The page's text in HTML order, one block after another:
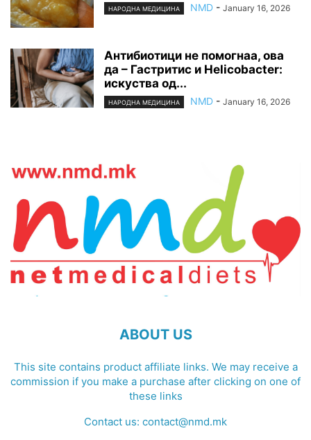
НАРОДНА МЕДИЦИНА NMD - January 16, 2026
Антибиотици не помогнаа, ова
да – Гастритис и Helicobacter:
искуства од...
НАРОДНА МЕДИЦИНА NMD - January 16, 2026
ABOUT US
This site contains product affiliate links. We may receive a
commission if you make a purchase after clicking on one of
these links
Contact us: contact@nmd.mk